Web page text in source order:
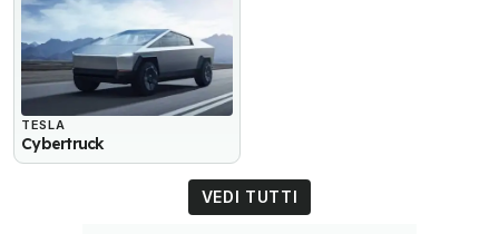
TESLA
Cybertruck
VEDI TUTTI